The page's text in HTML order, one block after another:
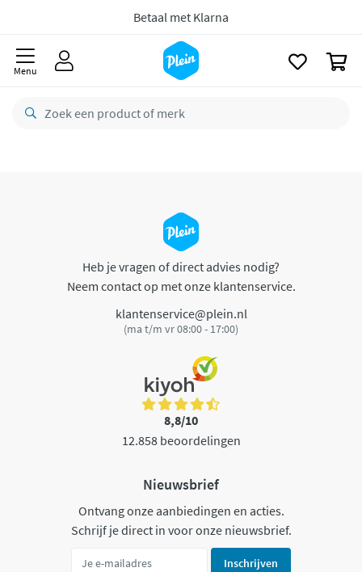
Betaal met Klarna
Menu
Heb je vragen of direct advies nodig?
Neem contact op met onze klantenservice.
klantenservice@plein.nl
(ma t/m vr 08:00 - 17:00)
8,8/10
12.858 beoordelingen
Nieuwsbrief
Ontvang onze aanbiedingen en acties.
Schrijf je direct in voor onze nieuwsbrief.
Inschrijven